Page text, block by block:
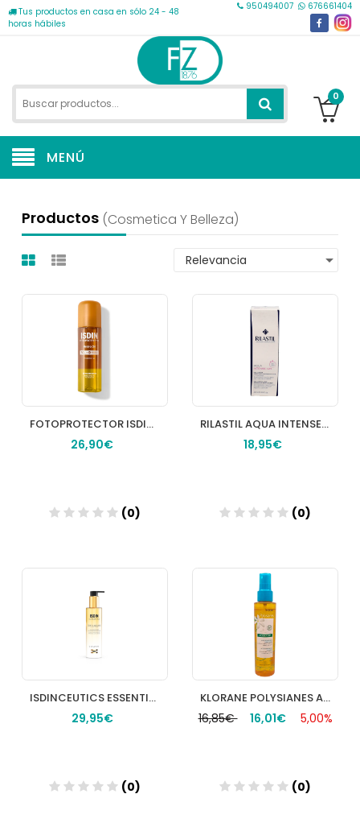
Tus productos en casa en sólo 24 - 48
horas hábiles
950494007 676661404
0
MENÚ
Productos (cosmetica Y Belleza)
FOTOPROTECTOR ISDIN HYDRO 2 OIL SPF 30 200 ML
26,90€
(0)
RILASTIL AQUA INTENSE 72 H 40 ML.
18,95€
(0)
Añadir
ISDINCEUTICS ESSENTIAL 200 ML
29,95€
(0)
KLORANE POLYSIANES ACEITE REPARADOR AFTERSUN 150ML
16,85€ 16,01€ 5,00%
(0)